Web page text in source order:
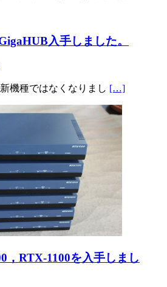
入手しました。
機種ではなくなりまし […]
，RTX-1100を入手しまし